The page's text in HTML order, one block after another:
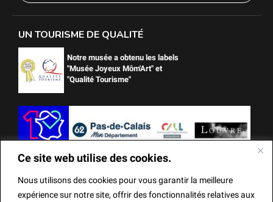
Ce site web utilise des cookies.
Nous utilisons des cookies pour vous garantir la meilleure
expérience sur notre site, offrir des fonctionnalités relatives aux
UN TOURISME DE QUALITÉ
Notre musée a obtenu les labels
"Musée Joyeux Môm'Art" et
"Qualité Tourisme"